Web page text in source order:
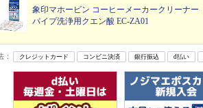
象印マホービン コーヒーメーカークリーナー
パイプ洗浄用クエン酸 EC-ZA01
： クレジットカード コンビニ決済 銀行振込 d払い